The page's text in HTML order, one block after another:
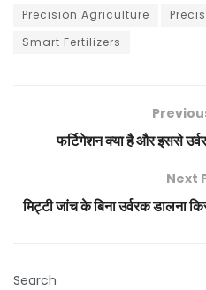
Precision Agriculture
Smart Fertilizers
फर्टिगेशन क्या है और इससे
Next
मिट्टी जांच के बिना उर्वरक डालना
Search